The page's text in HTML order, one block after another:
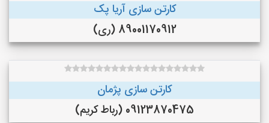
کارتن سازی آریا پک
89001170912 (ری)
کارتن سازی پژمان
09123870475 (رباط کریم)